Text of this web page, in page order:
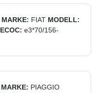
MARKE: FIAT MODELL:
ECOC: e3*70/156-
MARKE: PIAGGIO